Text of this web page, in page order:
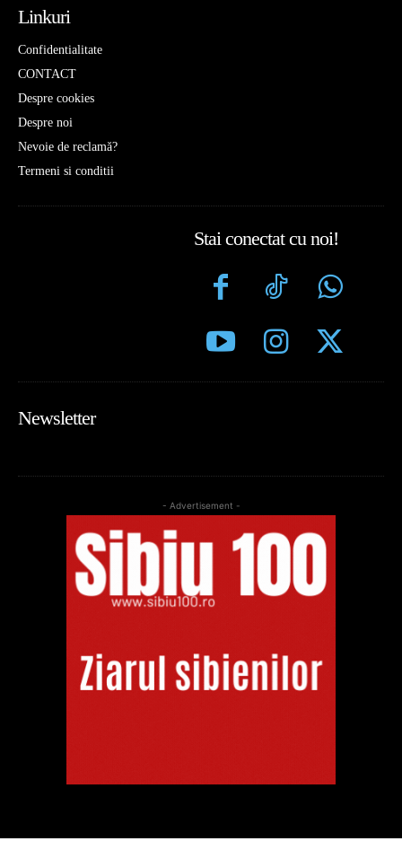
Linkuri
Confidentialitate
CONTACT
Despre cookies
Despre noi
Nevoie de reclamă?
Termeni si conditii
Stai conectat cu noi!
Newsletter
- Advertisement -